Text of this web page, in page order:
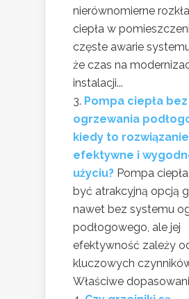
nierównomierne
ciepła w
częste awarie
że czas na
instalacji...
Pompa ciepła bez
ogrzewania
kiedy to
efektywne i
użyciu? Pompa
być atrakcyjną opcją
nawet bez systemu
podłogowego, ale jej
efektywność zależy
kluczowych
Właściwe